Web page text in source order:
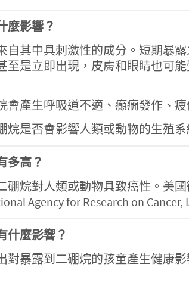
麼影響？
自其中具刺激性的成分。短期暴
至是立即出現，皮膚和眼睛也可
會產生呼吸道不適、癲癇發作、
烷是否會影響人類或動物的生殖系
多高？
烷對人類或動物具致癌性。美國
Agency for Research on
什麼影響？
對暴露到二硼烷的孩童產生健康